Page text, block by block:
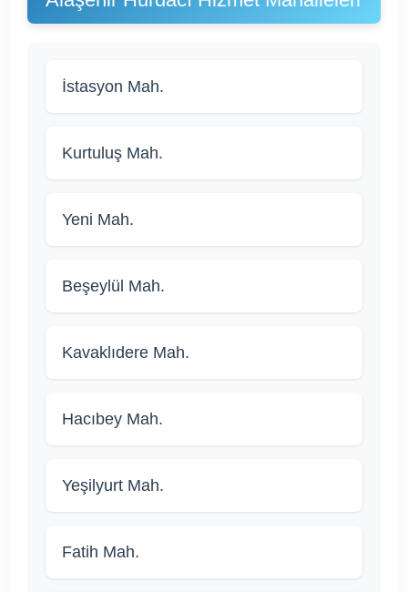
İstasyon Mah.
Kurtuluş Mah.
Yeni Mah.
Beşeylül Mah.
Kavaklıdere Mah.
Hacıbey Mah.
Yeşilyurt Mah.
Fatih Mah.